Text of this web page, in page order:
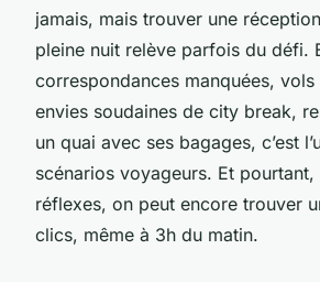
jamais, mais trouver une
pleine nuit relève parfois du défi.
correspondances manquées,
envies soudaines de city break,
un quai avec ses bagages, c’est
scénarios voyageurs. Et
réflexes, on peut encore trouver
clics, même à 3h du matin.